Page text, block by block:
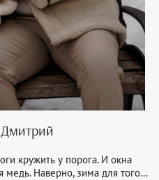
кружить у порога. И окна
медь. Наверно, зима для того...